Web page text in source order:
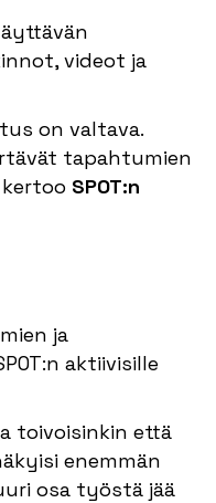
videot ja
on valtava.
tapahtumien
SPOT:n
ja
aktiivisille
toivoisinkin että
enemmän
osa työstä jää